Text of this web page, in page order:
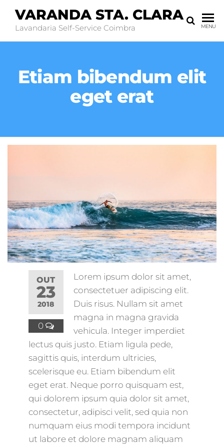
VARANDA STA. CLARA
Lavandaria Self-Service Coimbra MENU
Etiam bibendum elit
eget erat
OUT
23
2018
0
Lorem ipsum dolor sit amet,
consectetuer adipiscing elit.
Duis risus. Nullam sit amet
magna in magna gravida
vehicula. Integer imperdiet
lectus quis justo. Etiam ligula pede,
sagittis quis, interdum ultricies,
scelerisque eu. Etiam bibendum elit
eget erat. Neque porro quisquam est,
qui dolorem ipsum quia dolor sit amet,
consectetur, adipisci velit, sed quia non
numquam eius modi tempora incidunt
ut labore et dolore magnam aliquam